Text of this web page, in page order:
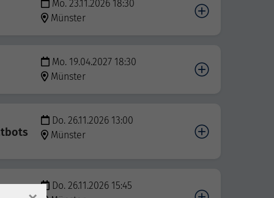
Mo. 23.11.2026 18:30
Münster
Mo. 19.04.2027 18:30
Münster
Do. 26.11.2026 13:00
Münster
Do. 26.11.2026 15:45